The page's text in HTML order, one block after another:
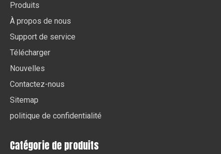
Produits
À propos de nous
Support de service
Télécharger
Nouvelles
Contactez-nous
Sitemap
politique de confidentialité
Catégorie de produits